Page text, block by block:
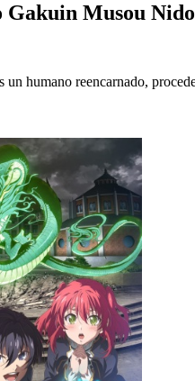
Musou
humano reencarnado,